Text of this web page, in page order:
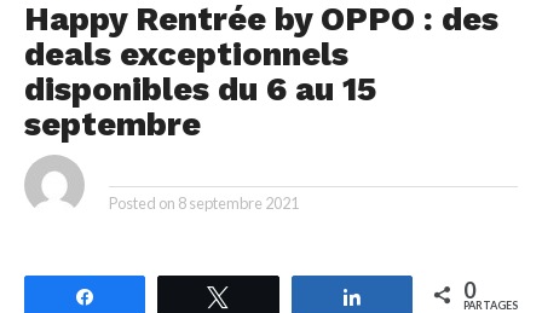
Happy Rentrée by OPPO : des
deals exceptionnels
disponibles du 6 au 15
septembre
Posted on 8 septembre 2021
Partagez 0
PARTAGES